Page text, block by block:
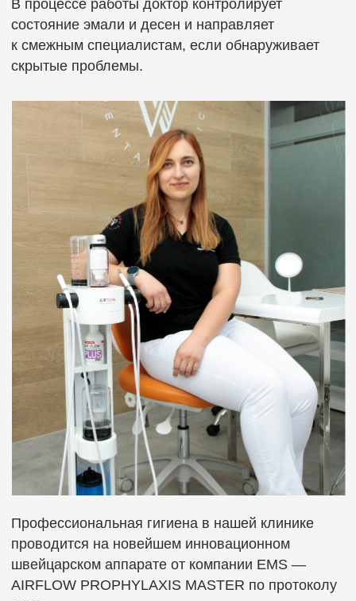
Профессиональная гигиена в нашей клинике
проводится на новейшем инновационном
швейцарском аппарате от компании EMS —
AIRFLOW PROPHYLAXIS MASTER по протоколу
Твердые отложения (зубной камень) образуются
в межзубных промежутках, на зубах
в наддесневой и поддесневой областях. Зубной
камень может привести к развитию таких
заболеваний, как кариес, пародонтит или
гингивит. Процедуру проводят ультразвуковым
скалером, который с помощью вибраций удаляет
твердые отложения с поверхности зуба. Такая
технология безопасна и безболезненна
и является отличной альтернативой химическим
или механическим способам снятия зубных
отложений.
Для удаление мягкого налета, который
воздушно-абразивный способ Air-Flow. Это
своего рода мощный аэрозоль, который
подаётся через наконечник с помощью сильного
потока воздуха и состоит из жидкости
и специального порошка.